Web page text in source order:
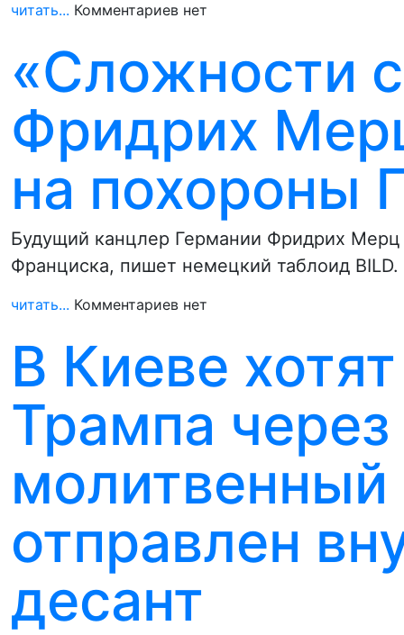
читать... Комментариев нет
«Сложности
Фридрих
на похороны
Будущий канцлер Германии Фридрих Мерц
Франциска, пишет немецкий таблоид
читать... Комментариев нет
В Киеве
Трампа
молитвенный
отправлен
десант